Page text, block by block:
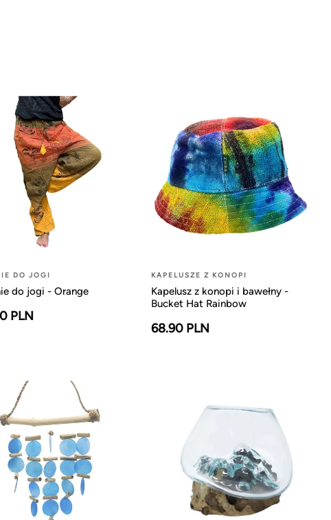
DO JOGI
do jogi - Orange
PLN
KAPELUSZE Z KONOPI
Kapelusz z konopi i bawełny -
Bucket Hat Rainbow
68.90 PLN